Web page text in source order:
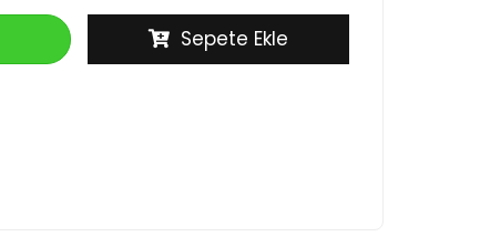
Sepete Ekle